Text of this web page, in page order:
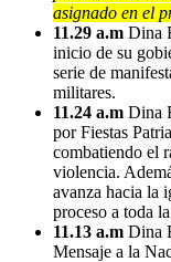
asignado en el
11.29 a.m Dina
inicio de su
serie de
militares.
11.24 a.m Dina
por Fiestas
combatiendo el
violencia.
avanza hacia la
proceso a toda
11.13 a.m Dina
Mensaje a la